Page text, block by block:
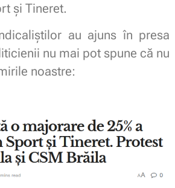
și Tineret.
au ajuns în presa
nu mai pot spune că nu
noastre: